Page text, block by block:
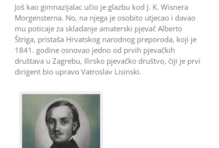
Još kao gimnazijalac učio je glazbu kod J. K. Wisnera
Morgen­sterna. No, na njega je osobito utjecao i davao
mu poticaje za skladanje amaterski pjevač Alberto
Štriga, pristaša Hrvatskog narodnog preporoda, koji je
1841. godine osnovao jedno od prvih pjevačkih
društava u Zagrebu, Ilirsko pjevačko društvo, čiji je prvi
dirigent bio upravo Vatroslav Lisinski.